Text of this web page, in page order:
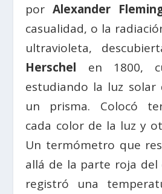
porAlexander
casualidad, o la
ultravioleta,
Herschel en 1800,
estudiando la luz solar
un prisma. Colocó
cada color de la luz y
Un termómetro que
allá de la parte roja del
registró una